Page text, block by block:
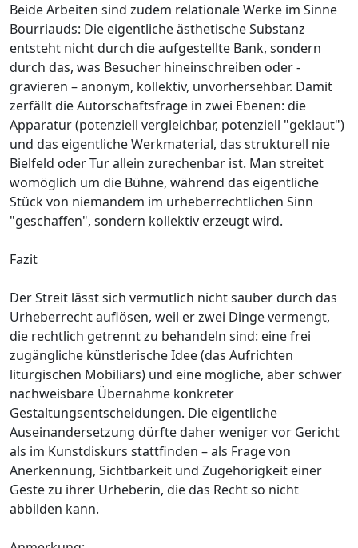
Beide Arbeiten sind zudem relationale Werke im Sinne
Bourriauds: Die eigentliche ästhetische Substanz
entsteht nicht durch die aufgestellte Bank, sondern
durch das, was Besucher hineinschreiben oder -
gravieren – anonym, kollektiv, unvorhersehbar. Damit
zerfällt die Autorschaftsfrage in zwei Ebenen: die
Apparatur (potenziell vergleichbar, potenziell "geklaut")
und das eigentliche Werkmaterial, das strukturell nie
Bielfeld oder Tur allein zurechenbar ist. Man streitet
womöglich um die Bühne, während das eigentliche
Stück von niemandem im urheberrechtlichen Sinn
"geschaffen", sondern kollektiv erzeugt wird.
Fazit
Der Streit lässt sich vermutlich nicht sauber durch das
Urheberrecht auflösen, weil er zwei Dinge vermengt,
die rechtlich getrennt zu behandeln sind: eine frei
zugängliche künstlerische Idee (das Aufrichten
liturgischen Mobiliars) und eine mögliche, aber schwer
nachweisbare Übernahme konkreter
Gestaltungsentscheidungen. Die eigentliche
Auseinandersetzung dürfte daher weniger vor Gericht
als im Kunstdiskurs stattfinden – als Frage von
Anerkennung, Sichtbarkeit und Zugehörigkeit einer
Geste zu ihrer Urheberin, die das Recht so nicht
abbilden kann.